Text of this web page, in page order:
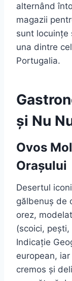
alternând
magazii
sunt locuințe
una dintre
Portugalia.
și Nu
Ovos
Orașului
Desertul
gălbenuș de
orez,
(scoici,
Indicație
european,
cremos și